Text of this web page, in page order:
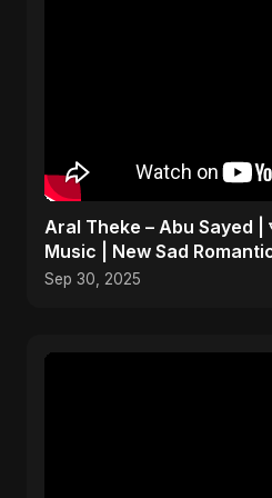
Aral Theke – Abu Sayed |
Music | New Sad
Song 2025
Sep 30, 2025